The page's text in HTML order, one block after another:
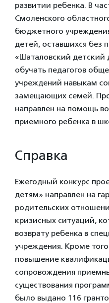
развитии ребенка. В
Смоленского
бюджетного
детей, оставшихся без
«Шаталовский
обучать педагогов
учреждений навыкам
замещающих семей.
направлен на помощь
приемного ребенка в
Справка
Ежегодный конкурс
детям» направлен на
родительских
кризисных ситуаций,
возврату ребенка в
учреждения. Кроме
повышение
сопровождения
существования
было выдано 116